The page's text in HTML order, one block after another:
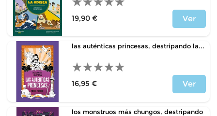
19,90 €
Ver
las auténticas princesas, destripando la...
16,95 €
Ver
los monstruos más chungos, destripando